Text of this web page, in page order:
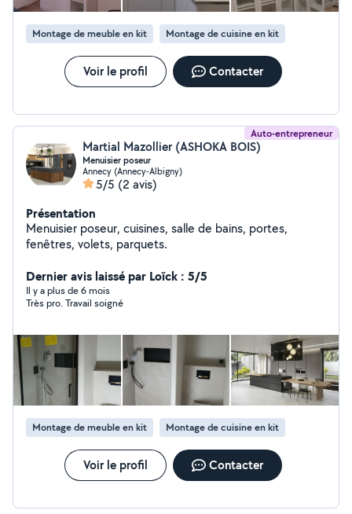
Montage de meuble en kit Montage de cuisine en kit
Voir le profil Contacter
Auto-entrepreneur
Martial Mazollier (ASHOKA BOIS)
Menuisier poseur
Annecy (Annecy-Albigny)
5/5 (2 avis)
Présentation
Menuisier poseur, cuisines, salle de bains, portes,
fenêtres, volets, parquets.
Dernier avis laissé par Loïck : 5/5
Il y a plus de 6 mois
Très pro. Travail soigné
Montage de meuble en kit Montage de cuisine en kit
Voir le profil Contacter